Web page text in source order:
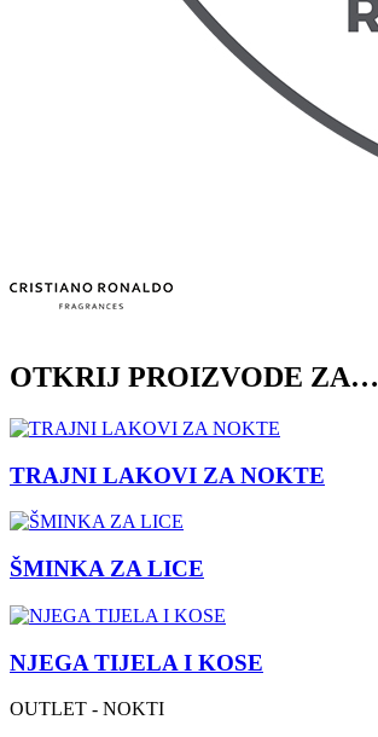
OTKRIJ PROIZVODE ZA…
TRAJNI LAKOVI ZA NOKTE
ŠMINKA ZA LICE
NJEGA TIJELA I KOSE
OUTLET - NOKTI